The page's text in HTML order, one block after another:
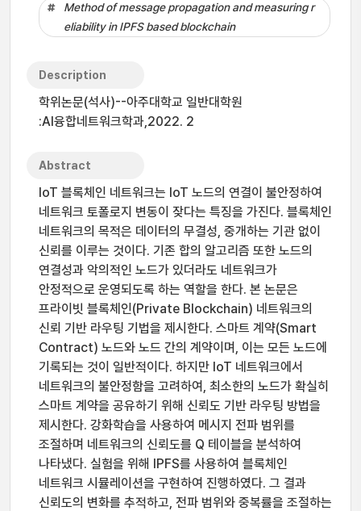
Method of message propagation and measuring r
eliability in IPFS based blockchain
Description
학위논문(석사)--아주대학교 일반대학원
:AI융합네트워크학과,2022. 2
Abstract
IoT 블록체인 네트워크는 IoT 노드의 연결이 불안정하여
네트워크 토폴로지 변동이 잦다는 특징을 가진다. 블록체인
네트워크의 목적은 데이터의 무결성, 중개하는 기관 없이
신뢰를 이루는 것이다. 기존 합의 알고리즘 또한 노드의
연결성과 악의적인 노드가 있더라도 네트워크가
안정적으로 운영되도록 하는 역할을 한다. 본 논문은
프라이빗 블록체인(Private Blockchain) 네트워크의
신뢰 기반 라우팅 기법을 제시한다. 스마트 계약(Smart
Contract) 노드와 노드 간의 계약이며, 이는 모든 노드에
기록되는 것이 일반적이다. 하지만 IoT 네트워크에서
네트워크의 불안정함을 고려하여, 최소한의 노드가 확실히
스마트 계약을 공유하기 위해 신뢰도 기반 라우팅 방법을
제시한다. 강화학습을 사용하여 메시지 전파 범위를
조절하며 네트워크의 신뢰도를 Q 테이블을 분석하여
나타냈다. 실험을 위해 IPFS를 사용하여 블록체인
네트워크 시뮬레이션을 구현하여 진행하였다. 그 결과
신뢰도의 변화를 추적하고, 전파 범위와 중복률을 조절하는